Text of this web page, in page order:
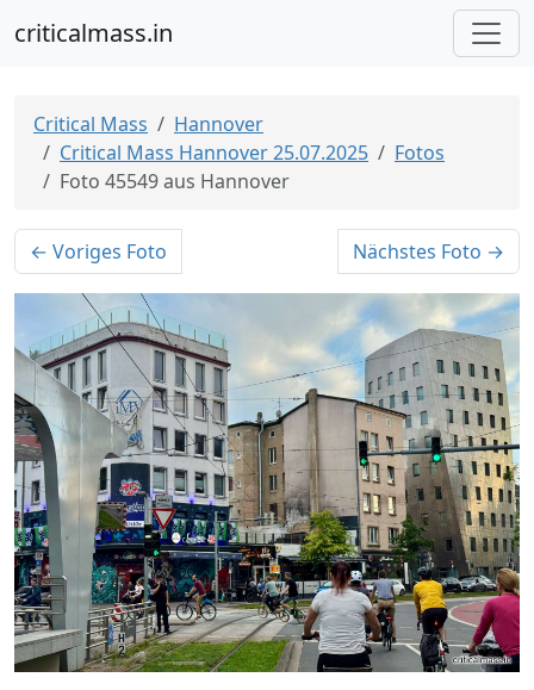
criticalmass.in
Critical Mass
Hannover
Critical Mass Hannover 25.07.2025
Fotos
Foto 45549 aus Hannover
← Voriges Foto Nächstes Foto →